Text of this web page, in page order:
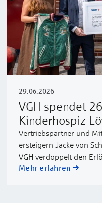
29.06.2026
VGH spendet
Kinderhospiz
Vertriebspartner und
ersteigern Jacke von
VGH verdoppelt den
Mehr erfahren